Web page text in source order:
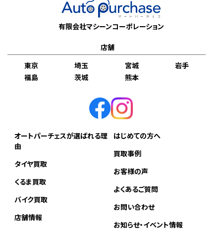
有限会社マシーンコーポレーション
店舗
東京
埼玉 宮城
岩手
福島
茨城 熊本
オートパーチェスが選ばれる理
由
タイヤ買取
くるま買取
バイク買取
店舗情報
はじめての方へ
買取事例
お客様の声
よくあるご質問
お問い合わせ
お知らせ・イベント情報